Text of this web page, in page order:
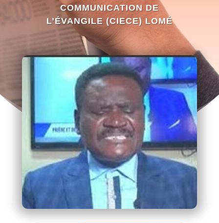
COMMUNICATION DE
L’ÉVANGILE (CIECE) LOMÉ